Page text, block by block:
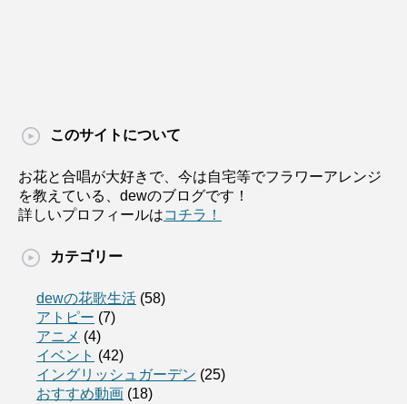
このサイトについて
お花と合唱が大好きで、今は自宅等でフラワーアレンジ
を教えている、dewのブログです！
詳しいプロフィールはコチラ！
カテゴリー
dewの花歌生活 (58)
アトピー (7)
アニメ (4)
イベント (42)
イングリッシュガーデン (25)
おすすめ動画 (18)